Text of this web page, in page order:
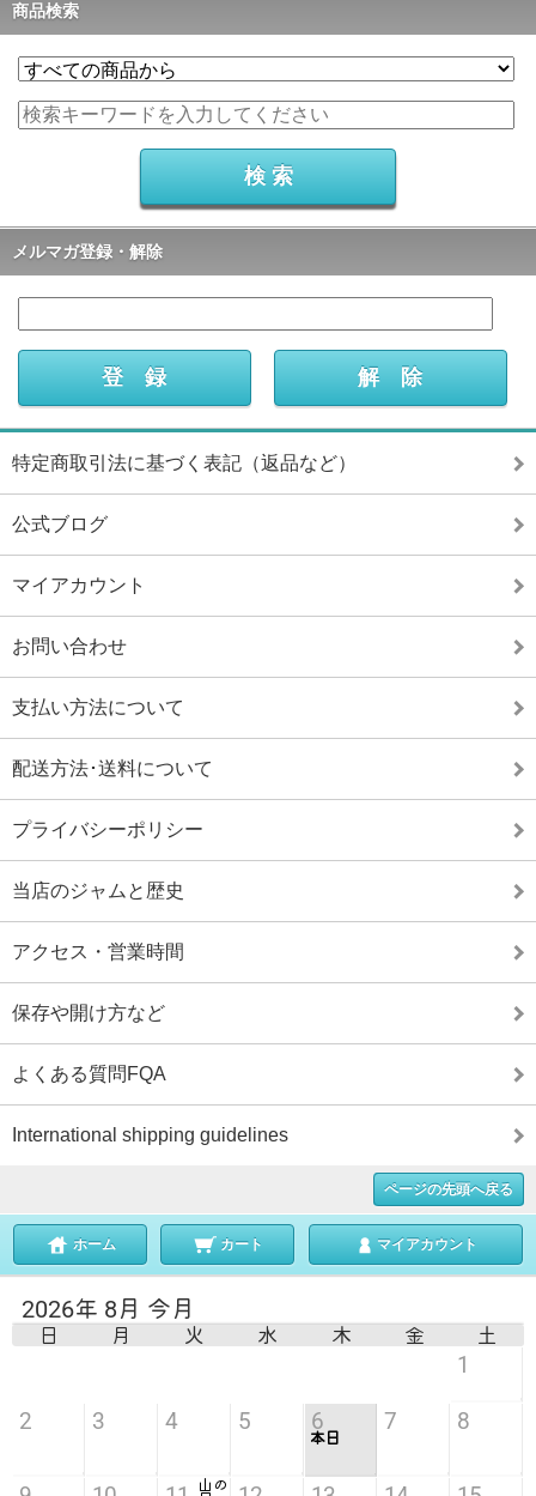
商品検索
メルマガ登録・解除
特定商取引法に基づく表記（返品など）
公式ブログ
マイアカウント
お問い合わせ
支払い方法について
配送方法･送料について
プライバシーポリシー
当店のジャムと歴史
アクセス・営業時間
保存や開け方など
よくある質問FQA
International shipping guidelines
ページの先頭へ戻る
ホーム カート マイアカウント